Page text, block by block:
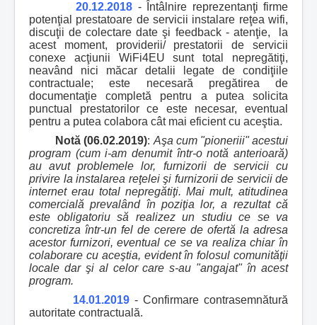
20.12.2018 - Întâlnire reprezentanţi firme
potenţial prestatoare de servicii instalare reţea wifi,
discuţii de colectare date şi feedback - atenţie, la
acest moment, providerii/ prestatorii de servicii
conexe acţiunii WiFi4EU sunt total nepregătiţi,
neavând nici măcar detalii legate de condiţiile
contractuale; este necesară pregătirea de
documentaţie completă pentru a putea solicita
punctual prestatorilor ce este necesar, eventual
pentru a putea colabora cât mai eficient cu aceştia.
Notă (06.02.2019): Aşa cum "pioneriii" acestui
program (cum i-am denumit într-o notă anterioară)
au avut problemele lor, furnizorii de servicii cu
privire la instalarea reţelei şi furnizorii de servicii de
internet erau total nepregătiţi. Mai mult, atitudinea
comercială prevalând în poziţia lor, a rezultat că
este obligatoriu să realizez un studiu ce se va
concretiza într-un fel de cerere de ofertă la adresa
acestor furnizori, eventual ce se va realiza chiar în
colaborare cu aceştia, evident în folosul comunităţii
locale dar şi al celor care s-au "angajat" în acest
program.
14.01.2019 - Confirmare contrasemnătură
autoritate contractuală.